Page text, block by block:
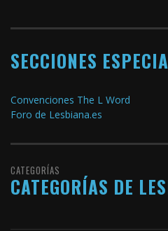
SECCIONES
Convenciones The L Word
Foro de Lesbiana.es
CATEGORÍAS
CATEGORÍAS DE